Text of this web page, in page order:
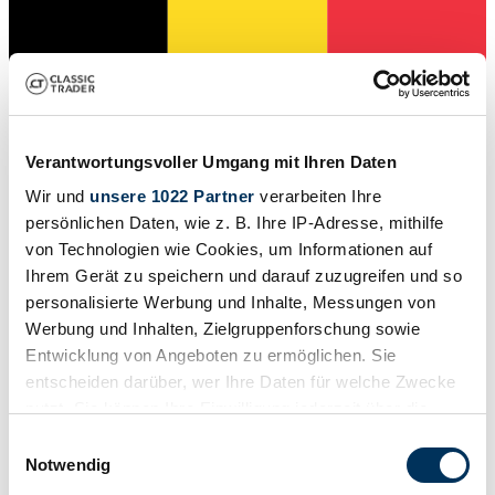
Verantwortungsvoller Umgang mit Ihren Daten
Wir und unsere 1022 Partner verarbeiten Ihre
persönlichen Daten, wie z. B. Ihre IP-Adresse, mithilfe
von Technologien wie Cookies, um Informationen auf
Ihrem Gerät zu speichern und darauf zuzugreifen und so
personalisierte Werbung und Inhalte, Messungen von
Werbung und Inhalten, Zielgruppenforschung sowie
Entwicklung von Angeboten zu ermöglichen. Sie
entscheiden darüber, wer Ihre Daten für welche Zwecke
Trigger Symbol ändern oder widerrufen
Notwendig
1933 | MG L2 Magna